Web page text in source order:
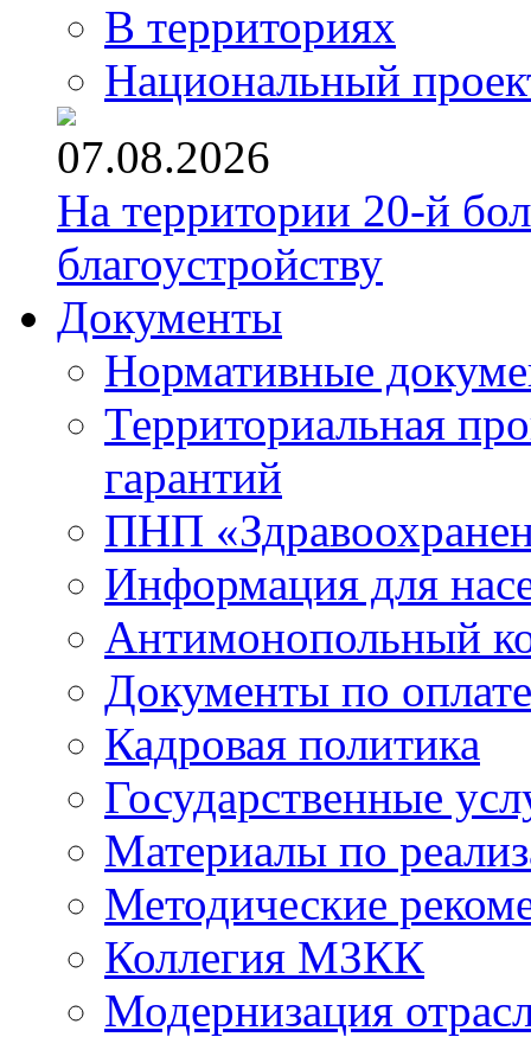
В территориях
Национальный
07.08.2026
На территории 20-й
благоустройству
Документы
Нормативные
Территориальная
гарантий
ПНП
Информация для
Антимонопольный
Документы по
Кадровая политика
Государственные
Материалы по
Методические
Коллегия МЗКК
Модернизация